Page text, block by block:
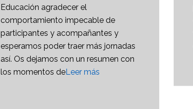
Educación agradecer el
comportamiento impecable de
participantes y acompañantes y
esperamos poder traer más jornadas
así. Os dejamos con un resumen con
los momentos deLeer más